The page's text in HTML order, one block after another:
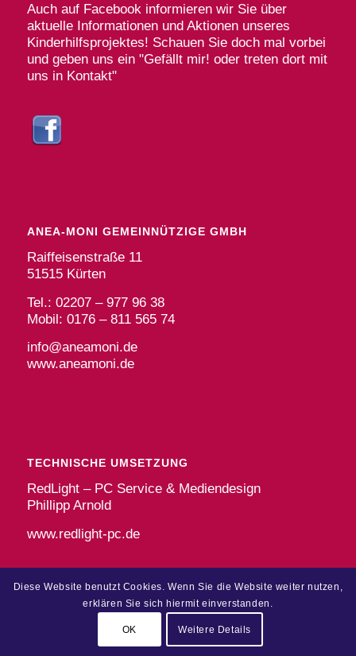
Auch auf Facebook informieren wir Sie über
aktuelle Informationen und Aktionen unseres
Kinderhilfsprojektes! Schauen Sie doch mal vorbei
und geben uns ein "Gefällt mir! oder treten dort mit
uns in Kontakt"
ANEA-MONI GEMEINNÜTZIGE GMBH
Raiffeisenstraße 11
51515 Kürten
Tel.: 02207 – 977 96 38
Mobil: 0176 – 811 565 74
info@aneamoni.de
www.aneamoni.de
TECHNISCHE UMSETZUNG
RedLight – PC Service & Mediendesign
Phillipp Arnold
www.redlight-pc.de
Diese Website benutzt Cookies. Wenn Sie die Website weiter nutzen,
erklären Sie sich hiermit einverstanden.
OK Weitere Details